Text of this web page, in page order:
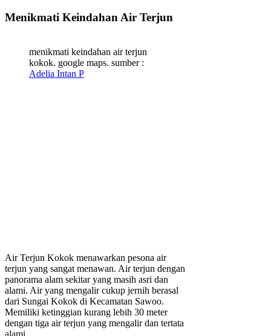
Menikmati Keindahan Air Terjun
menikmati keindahan air terjun
kokok. google maps. sumber :
Adelia Intan P
Air Terjun Kokok menawarkan pesona air
terjun yang sangat menawan. Air terjun dengan
panorama alam sekitar yang masih asri dan
alami. Air yang mengalir cukup jernih berasal
dari Sungai Kokok di Kecamatan Sawoo.
Memiliki ketinggian kurang lebih 30 meter
dengan tiga air terjun yang mengalir dan tertata
alami.